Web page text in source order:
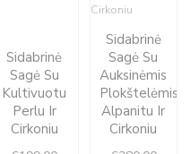
Sidabrinė
Sagė Su
Kultivuotu
Perlu Ir
Cirkoniu
€199.00.Sidabrinė
Sagė Su
Auksinėmis
Plokštelėmis,
Alpanitu Ir
Cirkoniu
price
was:
price
is: